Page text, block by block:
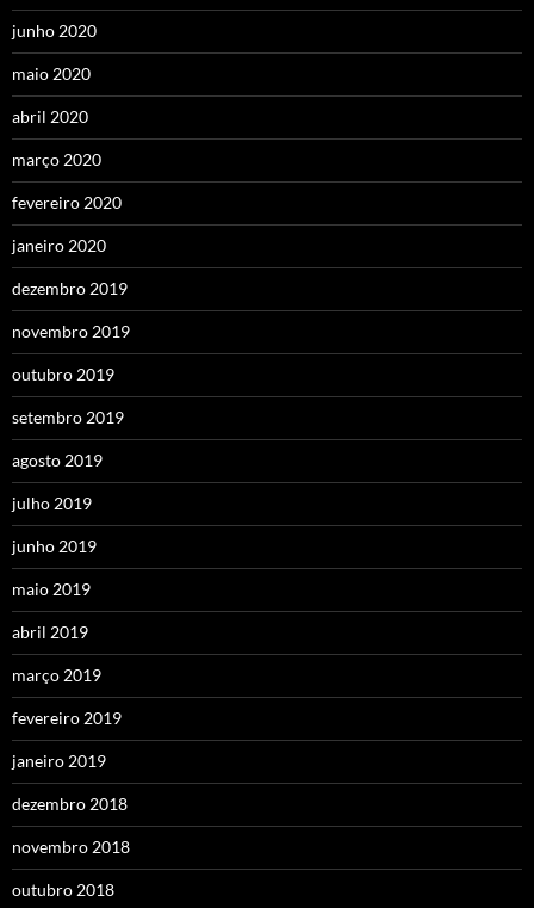
junho 2020
maio 2020
abril 2020
março 2020
fevereiro 2020
janeiro 2020
dezembro 2019
novembro 2019
outubro 2019
setembro 2019
agosto 2019
julho 2019
junho 2019
maio 2019
abril 2019
março 2019
fevereiro 2019
janeiro 2019
dezembro 2018
novembro 2018
outubro 2018